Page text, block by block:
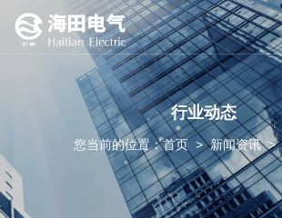
行业动态
您当前的位置：首页>新闻资讯>